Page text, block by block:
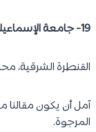
19- جامعة الإسماعيلية الجديدة الأهلية:
القنطرة الشرقية،
آمل أن يكون
المرجوة.